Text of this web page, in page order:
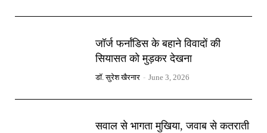
जॉर्ज फर्नांडिस के बहाने विवादों की
सियासत को मुड़कर देखना
डॉ. सुरेश खैरनार - June 3, 2026
सवाल से भागता मुखिया, जवाब से कतराती